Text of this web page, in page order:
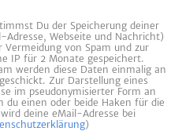
Du der Speicherung deiner
Webseite und Nachricht)
von Spam und zur
IP für 2 Monate gespeichert.
werden diese Daten einmalig an
Zur Darstellung eines
im pseudonymisierter Form an
einen oder beide Haken für die
deine eMail-Adresse bei
)